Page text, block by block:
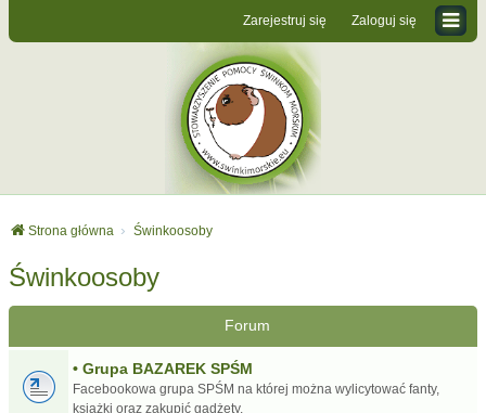
Zaloguj się
Zarejestruj się
Strona główna Świnkoosoby
Świnkoosoby
Forum
• Grupa BAZAREK SPŚM
Facebookowa grupa SPŚM na której można wylicytować fanty,
książki oraz zakupić gadżety.